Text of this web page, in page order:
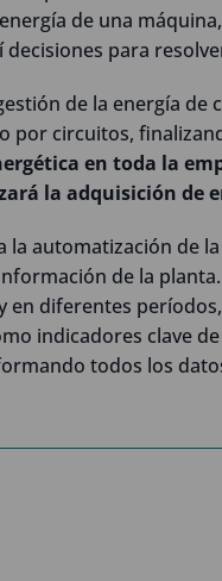
de una
para
de la energía de
por circuitos,
en toda la
la adquisición de
la automatización de
de la
diferentes
indicadores clave
todos los